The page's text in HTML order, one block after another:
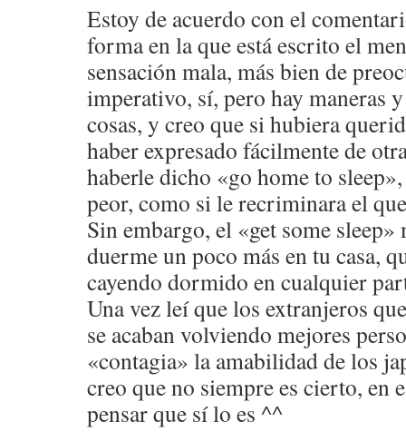
Estoy de acuerdo con el
forma en la que está escrito el
sensación mala, más bien de
imperativo, sí, pero hay maneras
cosas, y creo que si hubiera
haber expresado fácilmente de
haberle dicho «go home to
peor, como si le recriminara el
Sin embargo, el «get some sleep»
duerme un poco más en tu casa,
cayendo dormido en cualquier
Una vez leí que los extranjeros
se acaban volviendo mejores
«contagia» la amabilidad de los
creo que no siempre es cierto, en
pensar que sí lo es ^^